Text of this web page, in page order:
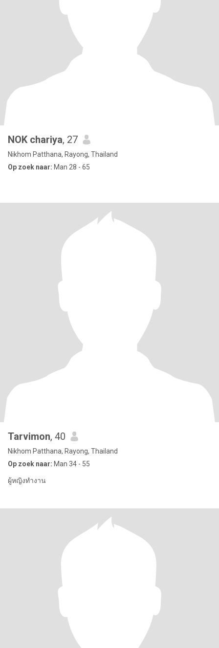
NOK chariya, 27
Nikhom Patthana, Rayong, Thailand
Op zoek naar: Man 28 - 65
Tarvimon, 40
Nikhom Patthana, Rayong, Thailand
Op zoek naar: Man 34 - 55
ผู้หญิงทำงาน